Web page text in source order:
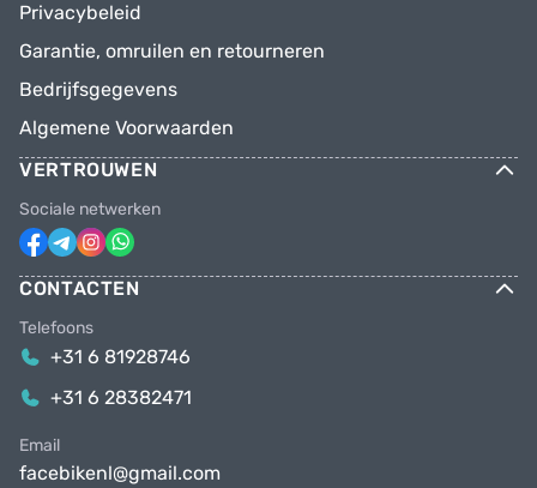
Privacybeleid
Garantie, omruilen en retourneren
Bedrijfsgegevens
Algemene Voorwaarden
VERTROUWEN
Sociale netwerken
CONTACTEN
Telefoons
+31 6 81928746
+31 6 28382471
Email
facebikenl@gmail.com